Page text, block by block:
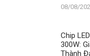
08/08/
Chip
300W:
Thành